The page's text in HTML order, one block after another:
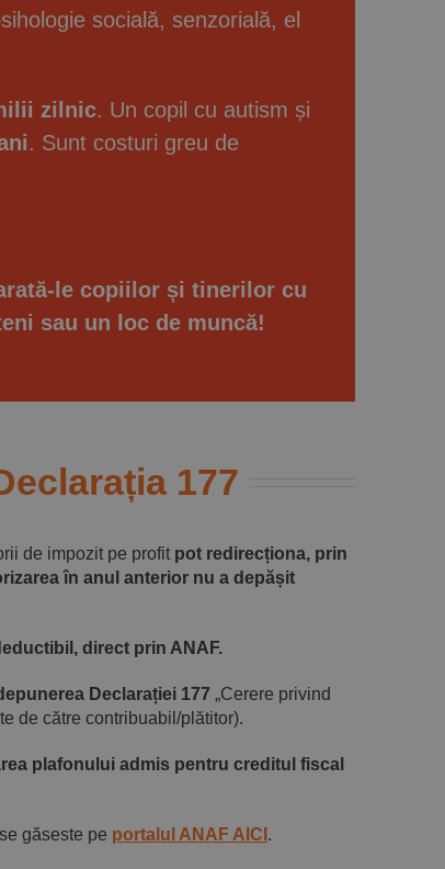
socială, senzorială, el
zilnic. Un copil cu autism și
. Sunt costuri greu de
le copiilor și tinerilor cu
sau un loc de muncă!
177
de impozit pe profit pot redirecționa, prin
în anul anterior nu a depășit
direct prin ANAF.
Declarației 177 „Cerere privind
de către contribuabil/plătitor).
plafonului admis pentru creditul fiscal
găseste pe portalul ANAF AICI .